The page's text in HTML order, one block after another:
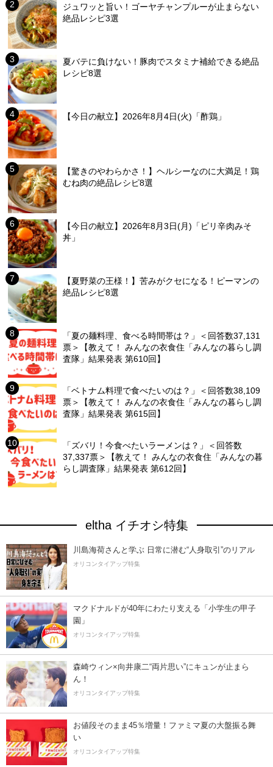
ジュワッと旨い！ゴーヤチャンプルーが止まらない
絶品レシピ3選
夏バテに負けない！豚肉でスタミナ補給できる絶品
レシピ8選
【今日の献立】2026年8月4日(火)「酢鶏」
【驚きのやわらかさ！】ヘルシーなのに大満足！鶏
むね肉の絶品レシピ8選
【今日の献立】2026年8月3日(月)「ピリ辛肉みそ
丼」
【夏野菜の王様！】苦みがクセになる！ピーマンの
絶品レシピ8選
「夏の麺料理、食べる時間帯は？」＜回答数37,131
票＞【教えて！ みんなの衣食住「みんなの暮らし調
査隊」結果発表 第610回】
「ベトナム料理で食べたいのは？」＜回答数38,109
票＞【教えて！ みんなの衣食住「みんなの暮らし調
査隊」結果発表 第615回】
「ズバリ！今食べたいラーメンは？」＜回答数
37,337票＞【教えて！ みんなの衣食住「みんなの暮
らし調査隊」結果発表 第612回】
eltha イチオシ特集
川島海荷さんと学ぶ 日常に潜む“人身取引”のリアル
オリコンタイアップ特集
マクドナルドが40年にわたり支える「小学生の甲子
園」
オリコンタイアップ特集
森崎ウィン×向井康二“両片思い”にキュンが止まら
ん！
オリコンタイアップ特集
お値段そのまま45％増量！ファミマ夏の大盤振る舞
い
オリコンタイアップ特集